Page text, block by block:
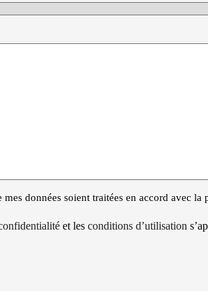
mes données soient traitées en accord avec
et lesconditions d’utilisation